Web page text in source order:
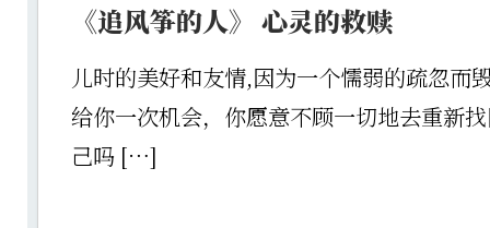
《追风筝的人》 心灵的救赎
儿时的美好和友情,因为一个懦弱的疏忽而
给你一次机会，你愿意不顾一切地去重新
己吗 […]